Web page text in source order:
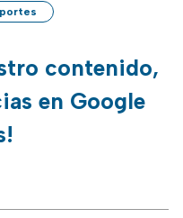
contenido,
en Google